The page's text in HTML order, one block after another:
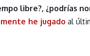
libre?, ¿podrías
he jugadoal